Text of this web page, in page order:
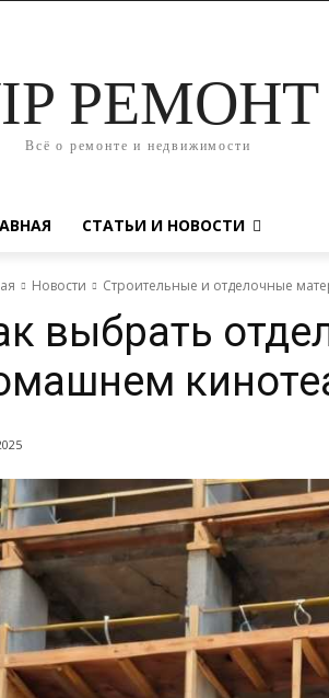
РЕМОНТ
Всё о ремонте и недвижимости
СТАТЬИ И НОВОСТИ
Новости Строительные и отделочные
выбрать